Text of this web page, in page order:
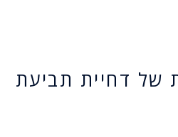
של דחיית תביעת